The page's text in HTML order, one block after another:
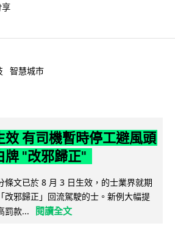
智慧城市
效 有司機暫時停工避風頭
牌 "改邪歸正"
條文已於 8 月 3 日生效，的士業界就期
改邪歸正」回流駕駛的士。新例大幅提
罰款...
閱讀全文